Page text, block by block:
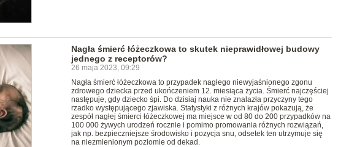
Nagła śmierć łóżeczkowa to skutek nieprawidłowej budowy
jednego z receptorów?
26 maja 2023, 09:29
Nagła śmierć łóżeczkowa to przypadek nagłego niewyjaśnionego zgonu
zdrowego dziecka przed ukończeniem 12. miesiąca życia. Śmierć najczęściej
następuje, gdy dziecko śpi. Do dzisiaj nauka nie znalazła przyczyny tego
rzadko występującego zjawiska. Statystyki z różnych krajów pokazują, że
zespół nagłej śmierci łóżeczkowej ma miejsce w od 80 do 200 przypadków na
100 000 żywych urodzeń rocznie i pomimo promowania różnych rozwiązań,
jak np. bezpieczniejsze środowisko i pozycja snu, odsetek ten utrzymuje się
na niezmienionym poziomie od dekad.